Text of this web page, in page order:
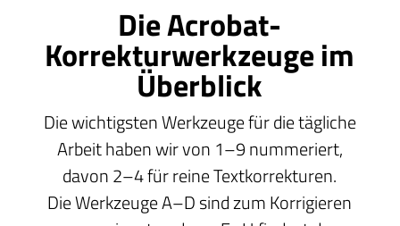
Die Acrobat-
Korrekturwerkzeuge im
Überblick
Die wichtigsten Werkzeuge für die tägliche
Arbeit haben wir von 1–9 nummeriert,
davon 2–4 für reine Textkorrekturen.
Die Werkzeuge A–D sind zum Korrigieren